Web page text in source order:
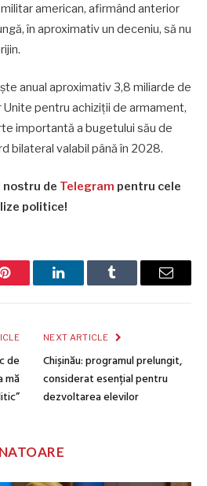
american, afirmând anterior
în aproximativ un deceniu, să nu
anual aproximativ 3,8 miliarde de
pentru achiziții de armament,
importantă a bugetului său de
bilateral valabil până în 2028.
nostru de Telegram pentru cele
politice!
Pinterest LinkedInTumblr Email
de
mă
NEXT ARTICLE
Chișinău: programul prelungit,
considerat esențial pentru
dezvoltarea elevilor